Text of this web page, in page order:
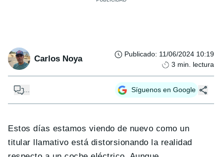
Carlos Noya Publicado: 11/06/2024 10:19
3 min. lectura
... Síguenos en Google
Estos días estamos viendo de nuevo como un
titular llamativo está distorsionando la realidad